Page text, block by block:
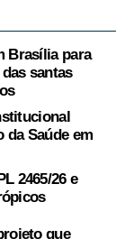
Brasília para
santas
da Saúde em
2465/26 e
que